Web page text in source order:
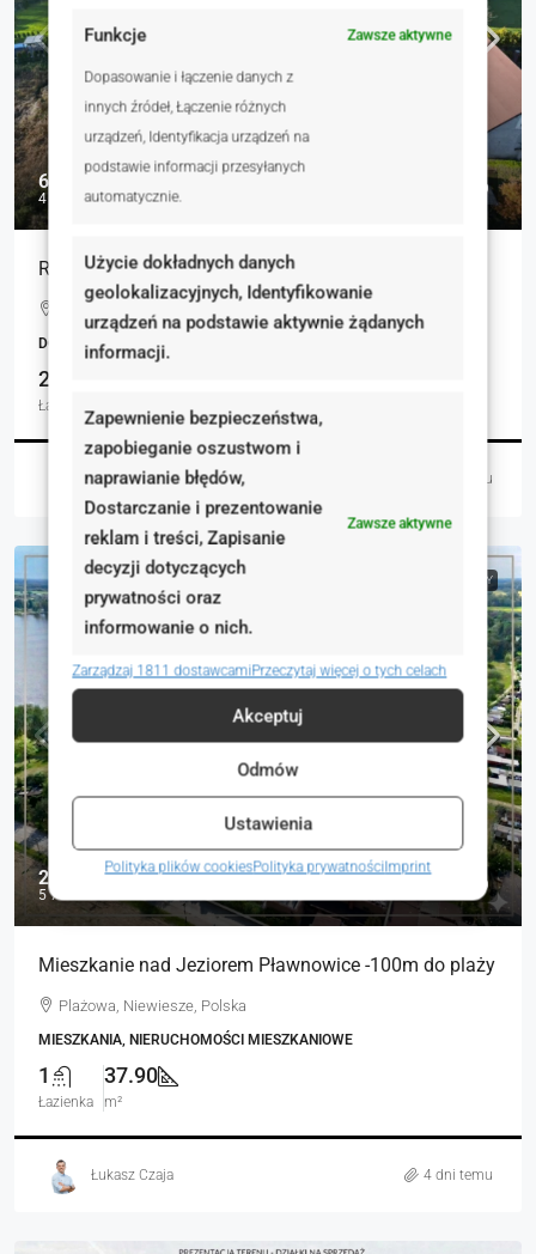
Funkcje Zawsze aktywne
Dopasowanie i łączenie danych z
innych źródeł, Łączenie różnych
urządzeń, Identyfikacja urządzeń na
podstawie informacji przesyłanych
automatycznie.
Użycie dokładnych danych
geolokalizacyjnych, Identyfikowanie
urządzeń na podstawie aktywnie żądanych
informacji.
Zapewnienie bezpieczeństwa,
zapobieganie oszustwom i
naprawianie błędów,
Dostarczanie i prezentowanie
reklam i treści, Zapisanie
decyzji dotyczących
prywatności oraz
informowanie o nich.
Zawsze aktywne
Zarządzaj 1811 dostawcamiPrzeczytaj więcej o tych celach
Akceptuj
Odmów
Ustawienia
Polityka plików cookiesPolityka prywatnościImprint
699 000 zł
4 369 zł
RUDNO: SOLIDNY DOM DLA DWÓCH RODZIN
Rudno, Polska
DOMY, NIERUCHOMOŚCI MIESZKANIOWE
2
Łazienki
Łukasz Czaja 4 dni temu
RYNEK WTÓRNY
219 000 zł
5 778 zł
Mieszkanie nad Jeziorem Pławnowice -100m do plaży
Plażowa, Niewiesze, Polska
MIESZKANIA, NIERUCHOMOŚCI MIESZKANIOWE
1
Łazienka
37.90
m²
Łukasz Czaja 4 dni temu